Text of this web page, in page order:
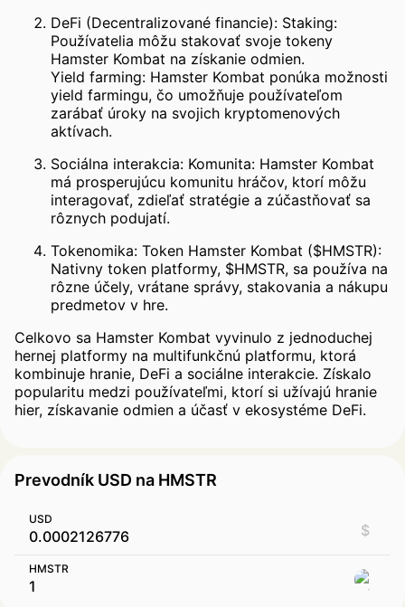
DeFi (Decentralizované financie): Staking:
Používatelia môžu stakovať svoje tokeny
Hamster Kombat na získanie odmien.
Yield farming: Hamster Kombat ponúka možnosti
yield farmingu, čo umožňuje používateľom
zarábať úroky na svojich kryptomenových
aktívach.
Sociálna interakcia: Komunita: Hamster Kombat
má prosperujúcu komunitu hráčov, ktorí môžu
interagovať, zdieľať stratégie a zúčastňovať sa
rôznych podujatí.
Tokenomika: Token Hamster Kombat ($HMSTR):
Nativny token platformy, $HMSTR, sa používa na
rôzne účely, vrátane správy, stakovania a nákupu
predmetov v hre.
Celkovo sa Hamster Kombat vyvinulo z jednoduchej
hernej platformy na multifunkčnú platformu, ktorá
kombinuje hranie, DeFi a sociálne interakcie. Získalo
popularitu medzi používateľmi, ktorí si užívajú hranie
hier, získavanie odmien a účasť v ekosystéme DeFi.
Prevodník USD na HMSTR
USD
$
HMSTR